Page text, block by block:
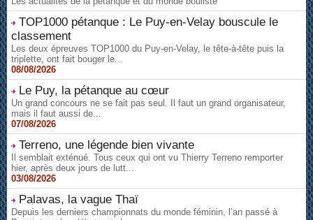
TOP1000 pétanque : Le Puy-en-Velay bouscule le
classement
Les deux épreuves TOP1000 du Puy-en-Velay, le tête-à-tête puis la
triplette, ont fait bouger le...
08/08/2026
Le Puy, la pétanque au cœur
Un grand concours ne se fait pas seul. Il faut un grand organisateur,
mais il faut aussi de...
07/08/2026
Terreno, une légende bien vivante
Il semblait exténué. Tous ceux qui ont vu Thierry Terreno remporter
hier, après deux jours de lutt...
03/08/2026
Palavas, la vague Thaï
Depuis les derniers championnats du monde féminin, l’an passé à